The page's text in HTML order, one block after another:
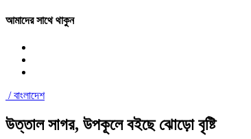
আমাদের সাথে থাকুন
/বাংলাদেশ
উত্তাল সাগর, উপকূলে বইছে ঝোড়ো বৃষ্টি